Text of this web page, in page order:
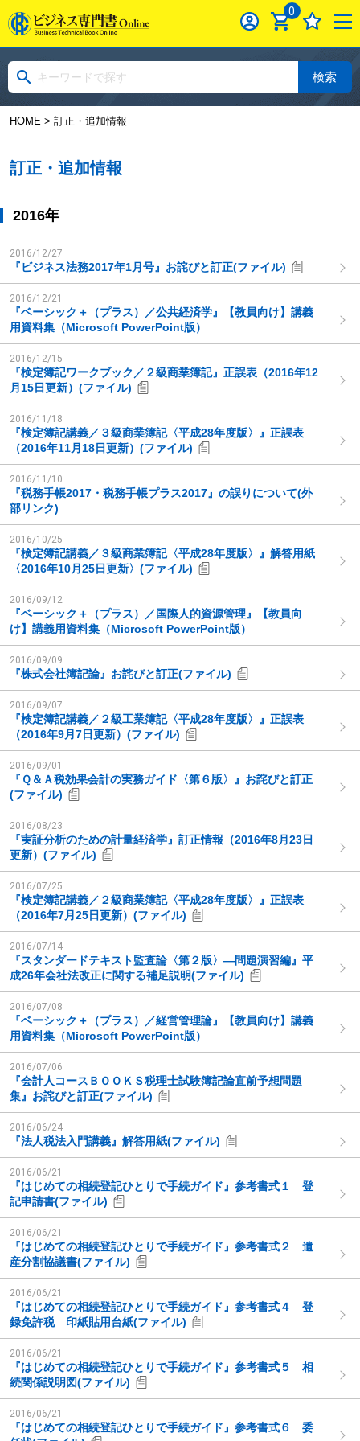
0
検索
HOME> 訂正・追加情報
訂正・追加情報
2016年
2016/12/27
『ビジネス法務2017年1月号』お詫びと訂正(ファイル)
2016/12/21
『ベーシック＋（プラス）／公共経済学』【教員向け】講義
用資料集（Microsoft PowerPoint版）
2016/12/15
『検定簿記ワークブック／２級商業簿記』正誤表（2016年12
月15日更新）(ファイル)
2016/11/18
『検定簿記講義／３級商業簿記〈平成28年度版〉』正誤表
（2016年11月18日更新）(ファイル)
2016/11/10
『税務手帳2017・税務手帳プラス2017』の誤りについて(外
部リンク)
2016/10/25
『検定簿記講義／３級商業簿記〈平成28年度版〉』解答用紙
〈2016年10月25日更新〉(ファイル)
2016/09/12
『ベーシック＋（プラス）／国際人的資源管理』【教員向
け】講義用資料集（Microsoft PowerPoint版）
2016/09/09
『株式会社簿記論』お詫びと訂正(ファイル)
2016/09/07
『検定簿記講義／２級工業簿記〈平成28年度版〉』正誤表
（2016年9月7日更新）(ファイル)
2016/09/01
『Ｑ＆Ａ税効果会計の実務ガイド〈第６版〉』お詫びと訂正
(ファイル)
2016/08/23
『実証分析のための計量経済学』訂正情報（2016年8月23日
更新）(ファイル)
2016/07/25
『検定簿記講義／２級商業簿記〈平成28年度版〉』正誤表
（2016年7月25日更新）(ファイル)
2016/07/14
『スタンダードテキスト監査論〈第２版〉―問題演習編』平
成26年会社法改正に関する補足説明(ファイル)
2016/07/08
『ベーシック＋（プラス）／経営管理論』【教員向け】講義
用資料集（Microsoft PowerPoint版）
2016/07/06
『会計人コースＢＯＯＫＳ税理士試験簿記論直前予想問題
集』お詫びと訂正(ファイル)
2016/06/24
『法人税法入門講義』解答用紙(ファイル)
2016/06/21
『はじめての相続登記ひとりで手続ガイド』参考書式１ 登
記申請書(ファイル)
2016/06/21
『はじめての相続登記ひとりで手続ガイド』参考書式２ 遺
産分割協議書(ファイル)
2016/06/21
『はじめての相続登記ひとりで手続ガイド』参考書式４ 登
録免許税 印紙貼用台紙(ファイル)
2016/06/21
『はじめての相続登記ひとりで手続ガイド』参考書式５ 相
続関係説明図(ファイル)
2016/06/21
『はじめての相続登記ひとりで手続ガイド』参考書式６ 委